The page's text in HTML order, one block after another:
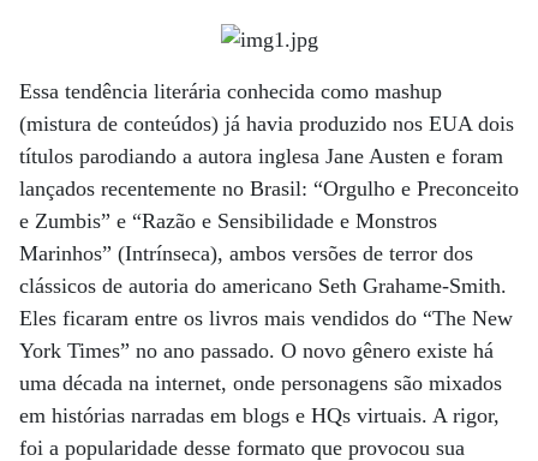
Essa tendência literária conhecida como mashup
(mistura de conteúdos) já havia produzido nos EUA dois
títulos parodiando a autora inglesa Jane Austen e foram
lançados recentemente no Brasil: “Orgulho e Preconceito
e Zumbis” e “Razão e Sensibilidade e Monstros
Marinhos” (Intrínseca), ambos versões de terror dos
clássicos de autoria do americano Seth Grahame-Smith.
Eles ficaram entre os livros mais vendidos do “The New
York Times” no ano passado. O novo gênero existe há
uma década na internet, onde personagens são mixados
em histórias narradas em blogs e HQs virtuais. A rigor,
foi a popularidade desse formato que provocou sua